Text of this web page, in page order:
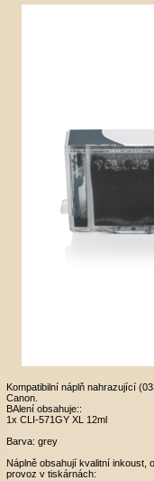
Kompatibilní náplň nahrazující
Canon.
BAlení obsahuje::
1x CLI-571GY XL 12ml
Barva: grey
Náplně obsahují kvalitní inkoust,
provoz v tiskárnách: